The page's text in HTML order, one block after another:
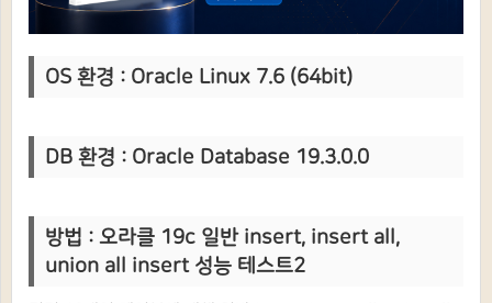
OS 환경 : Oracle Linux 7.6 (64bit)
DB 환경 : Oracle Database 19.3.0.0
방법 : 오라클 19c 일반 insert, insert all,
union all insert 성능 테스트2